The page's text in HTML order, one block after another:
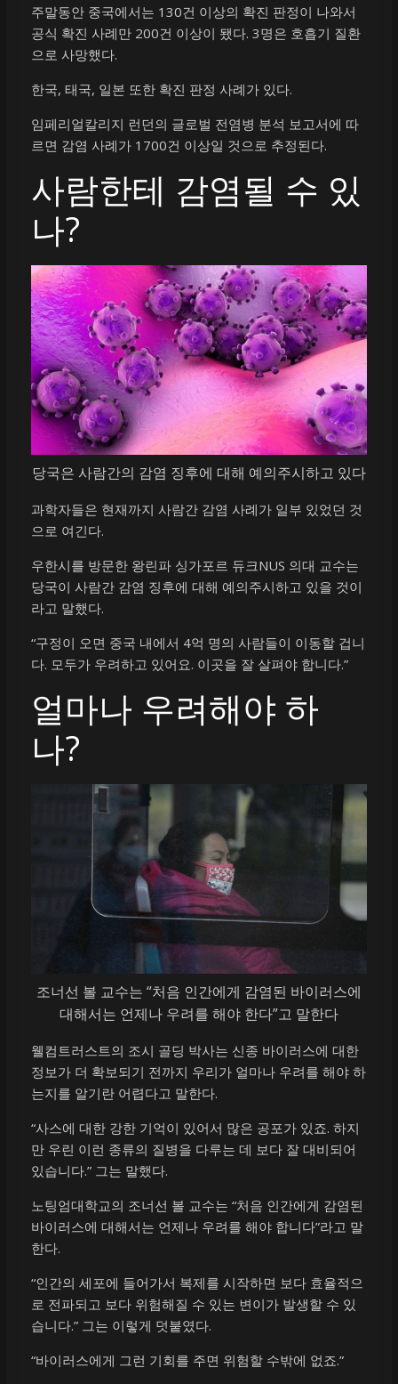
주말동안 중국에서는 130건 이상의 확진 판정이 나와서
공식 확진 사례만 200건 이상이 됐다. 3명은 호흡기 질환
으로 사망했다.
한국, 태국, 일본 또한 확진 판정 사례가 있다.
임페리얼칼리지 런던의 글로벌 전염병 분석 보고서에 따
르면 감염 사례가 1700건 이상일 것으로 추정된다.
사람한테 감염될 수 있
나?
당국은 사람간의 감염 징후에 대해 예의주시하고 있다
과학자들은 현재까지 사람간 감염 사례가 일부 있었던 것
으로 여긴다.
우한시를 방문한 왕린파 싱가포르 듀크NUS 의대 교수는
당국이 사람간 감염 징후에 대해 예의주시하고 있을 것이
라고 말했다.
“구정이 오면 중국 내에서 4억 명의 사람들이 이동할 겁니
다. 모두가 우려하고 있어요. 이곳을 잘 살펴야 합니다.”
얼마나 우려해야 하
나?
조너선 볼 교수는 “처음 인간에게 감염된 바이러스에
대해서는 언제나 우려를 해야 한다”고 말한다
웰컴트러스트의 조시 골딩 박사는 신종 바이러스에 대한
정보가 더 확보되기 전까지 우리가 얼마나 우려를 해야 하
는지를 알기란 어렵다고 말한다.
“사스에 대한 강한 기억이 있어서 많은 공포가 있죠. 하지
만 우린 이런 종류의 질병을 다루는 데 보다 잘 대비되어
있습니다.” 그는 말했다.
노팅엄대학교의 조너선 볼 교수는 “처음 인간에게 감염된
바이러스에 대해서는 언제나 우려를 해야 합니다”라고 말
한다.
“인간의 세포에 들어가서 복제를 시작하면 보다 효율적으
로 전파되고 보다 위험해질 수 있는 변이가 발생할 수 있
습니다.” 그는 이렇게 덧붙였다.
“바이러스에게 그런 기회를 주면 위험할 수밖에 없죠.”